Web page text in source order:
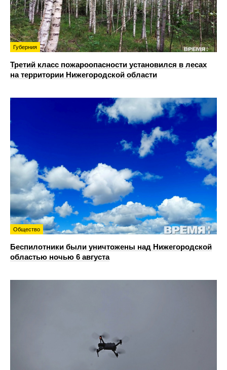
Губерния
Третий класс пожароопасности установился в лесах
на территории Нижегородской области
Общество
Беспилотники были уничтожены над Нижегородской
областью ночью 6 августа